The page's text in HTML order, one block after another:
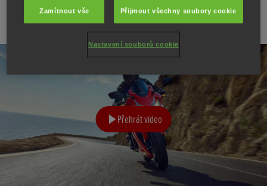
Přehrát video
Zamítnout vše Přijmout všechny soubory cookie
Nastavení souborů cookie